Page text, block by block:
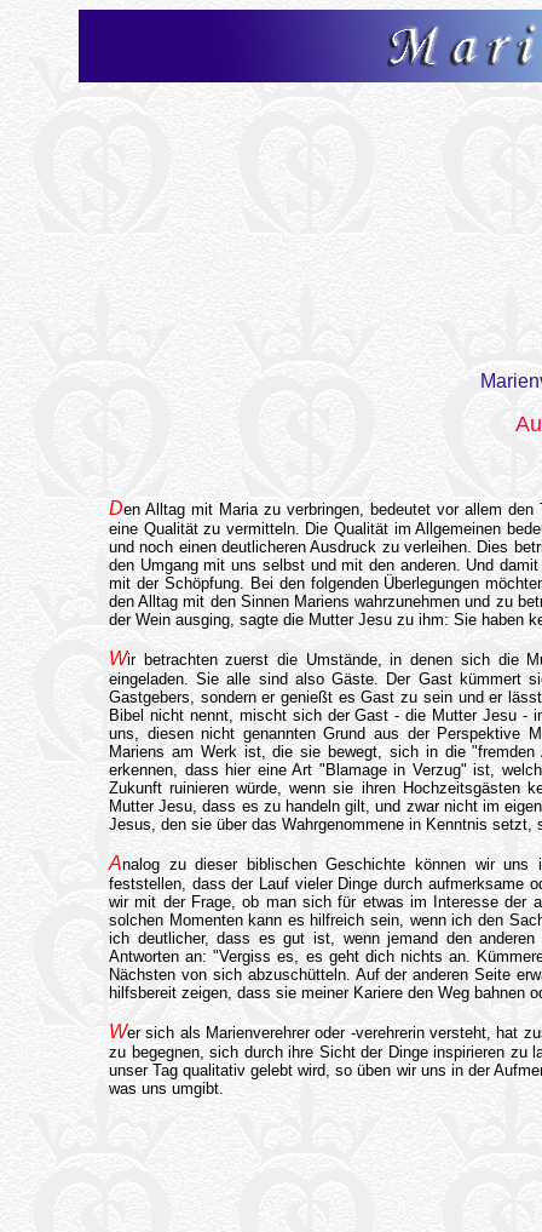
Den Alltag mit Maria zu verbringen, bedeutet vor allem
eine Qualität zu vermitteln. Die Qualität im Allgemeinen
und noch einen deutlicheren Ausdruck zu verleihen. Dies
den Umgang mit uns selbst und mit den anderen. Und
mit der Schöpfung. Bei den folgenden Überlegungen
den Alltag mit den Sinnen Mariens wahrzunehmen und zu
der Wein ausging, sagte die Mutter Jesu zu ihm: Sie haben
Wir betrachten zuerst die Umstände, in denen sich die
eingeladen. Sie alle sind also Gäste. Der Gast kümmert
Gastgebers, sondern er genießt es Gast zu sein und er
Bibel nicht nennt, mischt sich der Gast - die Mutter Jesu -
uns, diesen nicht genannten Grund aus der Perspektive
Mariens am Werk ist, die sie bewegt, sich in die
erkennen, dass hier eine Art "Blamage in Verzug" ist,
Zukunft ruinieren würde, wenn sie ihren Hochzeitsgästen
Mutter Jesu, dass es zu handeln gilt, und zwar nicht im
Jesus, den sie über das Wahrgenommene in Kenntnis
Analog zu dieser biblischen Geschichte können wir uns
feststellen, dass der Lauf vieler Dinge durch aufmerksame
wir mit der Frage, ob man sich für etwas im Interesse der
solchen Momenten kann es hilfreich sein, wenn ich den
ich deutlicher, dass es gut ist, wenn jemand den
Antworten an: "Vergiss es, es geht dich nichts an.
Nächsten von sich abzuschütteln. Auf der anderen Seite
hilfsbereit zeigen, dass sie meiner Kariere den Weg bahnen
Wer sich als Marienverehrer oder -verehrerin versteht, hat
zu begegnen, sich durch ihre Sicht der Dinge inspirieren zu
unser Tag qualitativ gelebt wird, so üben wir uns in der
was uns umgibt.